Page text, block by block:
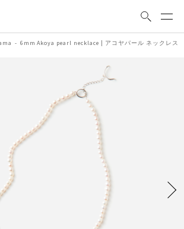
6mm Akoya pearl necklace | アコヤパール ネックレス